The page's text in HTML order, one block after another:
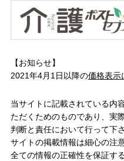
【お知らせ】
2021年4月1日以降の価格表示
当サイトに記載されている内
ただくためのものであり、実
判断と責任において行って下
サイトの掲載情報は細心の注
全ての情報の正確性を保証す